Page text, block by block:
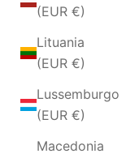
(EUR €)
Lituania
(EUR €)
Lussemburgo
(EUR €)
Macedonia